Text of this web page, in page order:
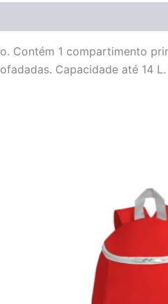
Contém 1 compartimento
Capacidade até 14